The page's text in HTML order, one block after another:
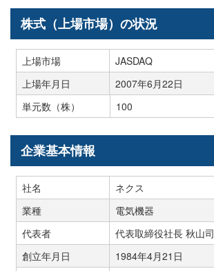
株式（上場市場）の状況
上場市場
JASDAQ
上場年月日
2007年6月22日
単元数（株）
100
企業基本情報
社名
ネクス
業種
電気機器
代表者
代表取締役社長 秋山司
創立年月日
1984年4月21日